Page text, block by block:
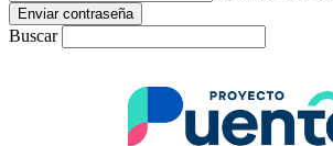
Buscar